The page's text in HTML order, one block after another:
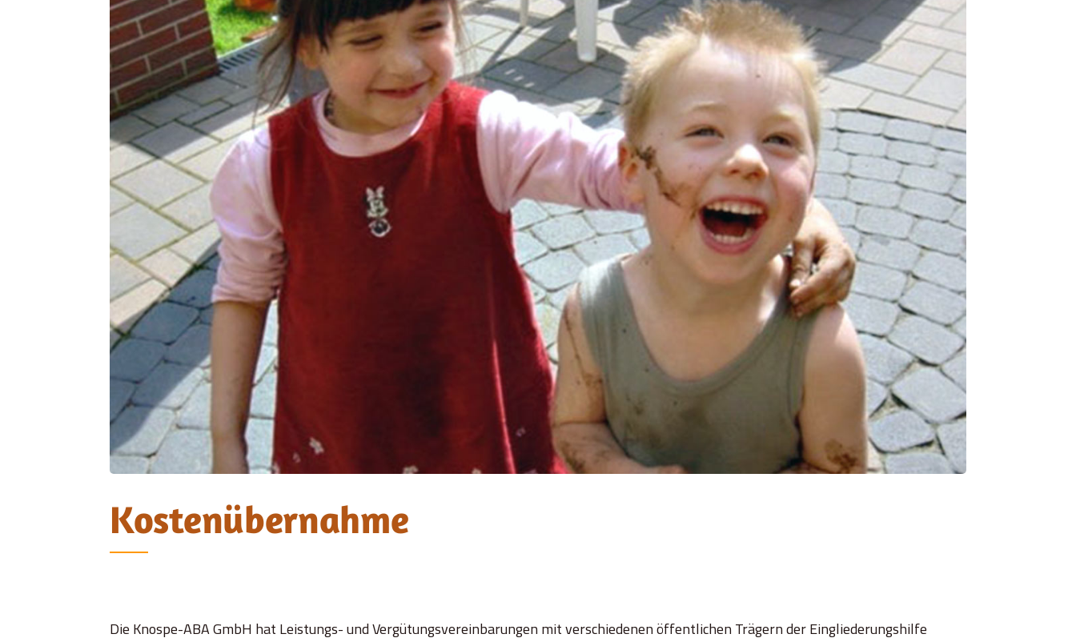
WORKSHOPS
KOSTENÜBERNA
HME
BÜCHER
GALERIE
Kostenübernahme
Die Knospe-ABA GmbH hat Leistungs- und Vergütungsvereinbarungen mit verschiedenen öffentlichen Trägern der Eingliederungshilfe